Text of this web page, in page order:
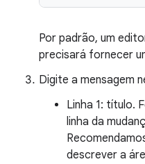
Por padrão, um
precisará fornecer
Digite a mensagem
Linha 1: título.
linha da
descrever a